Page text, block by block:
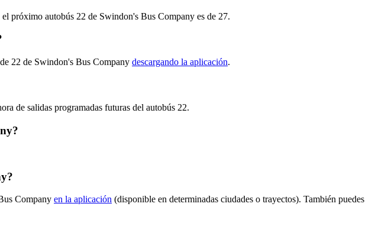
próximo autobús 22 de Swindon's Bus Company es de 27.
22 de Swindon's Bus Company descargando la aplicación.
de salidas programadas futuras del autobús 22.
Company en la aplicación (disponible en determinadas ciudades o trayectos). También puedes